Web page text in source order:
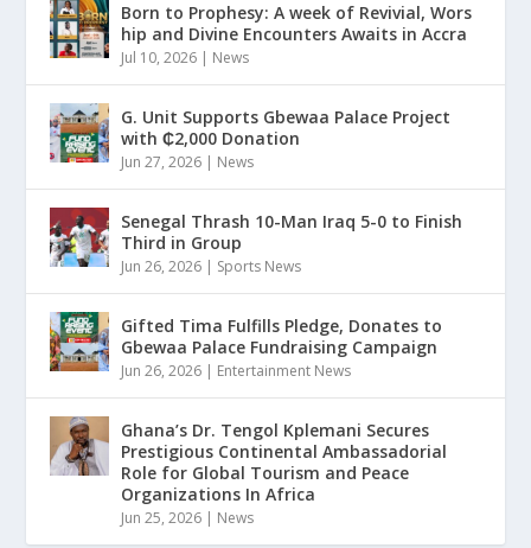
Born to Prophesy: A week of Revivial, Wors
hip and Divine Encounters Awaits in Accra
Jul 10, 2026 News
G. Unit Supports Gbewaa Palace Project
with ₵2,000 Donation
Jun 27, 2026 News
Senegal Thrash 10-Man Iraq 5-0 to Finish
Third in Group
Jun 26, 2026 Sports News
Gifted Tima Fulfills Pledge, Donates to
Gbewaa Palace Fundraising Campaign
Jun 26, 2026 Entertainment News
Ghana’s Dr. Tengol Kplemani Secures
Prestigious Continental Ambassadorial
Role for Global Tourism and Peace
Organizations In Africa
Jun 25, 2026 News